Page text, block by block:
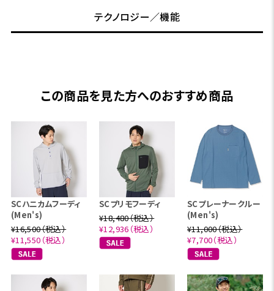
テクノロジー／機能
この商品を見た方へのおすすめ商品
SCハニカムフーディ
(Men's)
¥16,500（税込）
¥11,550（税込）
SCプリモフーディ
¥18,480（税込）
¥12,936（税込）
SCプレーナークルー
(Men's)
¥11,000（税込）
¥7,700（税込）